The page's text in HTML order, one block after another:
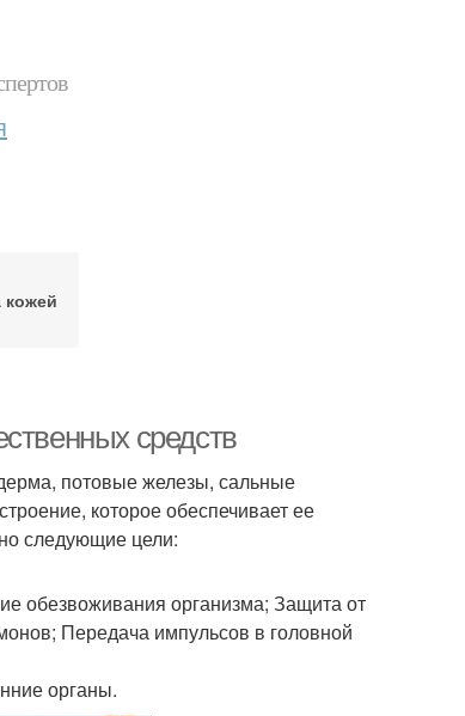
кожей
средств
потовые железы, сальные
которое обеспечивает ее
следующие цели:
обезвоживания организма; Защита от
Передача импульсов в головной
органы.